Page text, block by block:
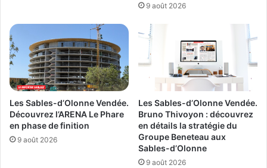
9 août 2026
Les Sables-d’Olonne Vendée.
Découvrez l’ARENA Le Phare
en phase de finition
9 août 2026
Les Sables-d’Olonne Vendée.
Bruno Thivoyon : découvrez
en détails la stratégie du
Groupe Beneteau aux
Sables-d’Olonne
9 août 2026